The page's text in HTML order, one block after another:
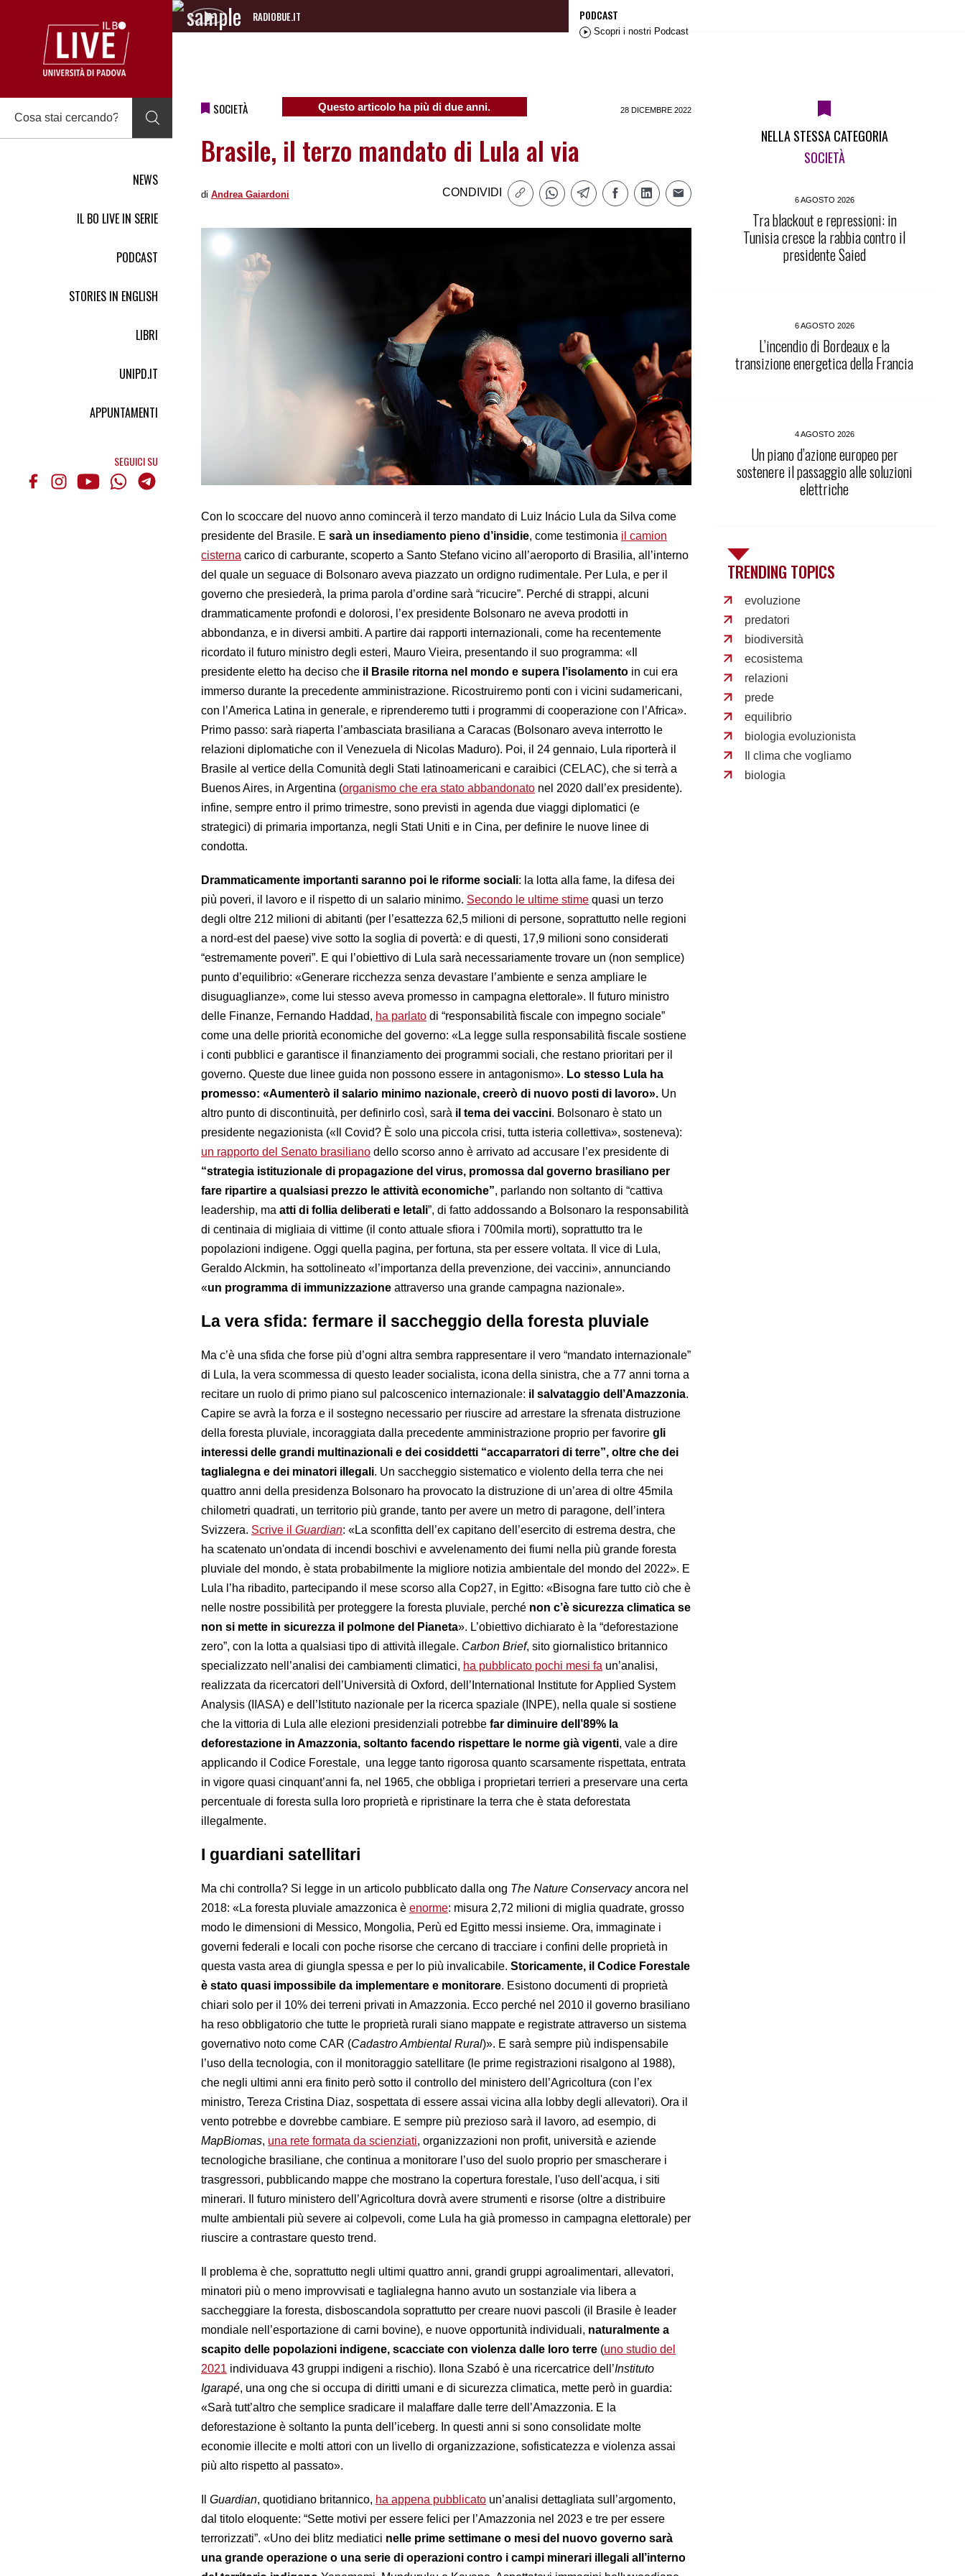
NEWS
IL BO LIVE IN SERIE
PODCAST
STORIES IN ENGLISH
LIBRI
UNIPD.IT
APPUNTAMENTI
SEGUICI SU
RADIOBUE.IT
Audio
PODCAST
Scopri i nostri Podcast
SOCIETÀ Questo articolo ha più di due anni. 28 DICEMBRE 2022
Brasile, il terzo mandato di Lula al via
di Andrea Gaiardoni CONDIVIDI
Con lo scoccare del nuovo anno comincerà il terzo mandato di Luiz Inácio Lula da Silva come
presidente del Brasile. E sarà un insediamento pieno d’insidie, come testimonia il camion
cisterna carico di carburante, scoperto a Santo Stefano vicino all’aeroporto di Brasilia, all’interno
del quale un seguace di Bolsonaro aveva piazzato un ordigno rudimentale. Per Lula, e per il
governo che presiederà, la prima parola d’ordine sarà “ricucire”. Perché di strappi, alcuni
drammaticamente profondi e dolorosi, l’ex presidente Bolsonaro ne aveva prodotti in
abbondanza, e in diversi ambiti. A partire dai rapporti internazionali, come ha recentemente
ricordato il futuro ministro degli esteri, Mauro Vieira, presentando il suo programma: «Il
presidente eletto ha deciso che il Brasile ritorna nel mondo e supera l’isolamento in cui era
immerso durante la precedente amministrazione. Ricostruiremo ponti con i vicini sudamericani,
con l’America Latina in generale, e riprenderemo tutti i programmi di cooperazione con l’Africa».
Primo passo: sarà riaperta l’ambasciata brasiliana a Caracas (Bolsonaro aveva interrotto le
relazioni diplomatiche con il Venezuela di Nicolas Maduro). Poi, il 24 gennaio, Lula riporterà il
Brasile al vertice della Comunità degli Stati latinoamericani e caraibici (CELAC), che si terrà a
Buenos Aires, in Argentina (organismo che era stato abbandonato nel 2020 dall’ex presidente).
infine, sempre entro il primo trimestre, sono previsti in agenda due viaggi diplomatici (e
strategici) di primaria importanza, negli Stati Uniti e in Cina, per definire le nuove linee di
condotta.
Drammaticamente importanti saranno poi le riforme sociali: la lotta alla fame, la difesa dei
più poveri, il lavoro e il rispetto di un salario minimo. Secondo le ultime stime quasi un terzo
degli oltre 212 milioni di abitanti (per l’esattezza 62,5 milioni di persone, soprattutto nelle regioni
a nord-est del paese) vive sotto la soglia di povertà: e di questi, 17,9 milioni sono considerati
“estremamente poveri”. E qui l’obiettivo di Lula sarà necessariamente trovare un (non semplice)
punto d’equilibrio: «Generare ricchezza senza devastare l’ambiente e senza ampliare le
disuguaglianze», come lui stesso aveva promesso in campagna elettorale». Il futuro ministro
delle Finanze, Fernando Haddad, ha parlato di “responsabilità fiscale con impegno sociale”
come una delle priorità economiche del governo: «La legge sulla responsabilità fiscale sostiene
i conti pubblici e garantisce il finanziamento dei programmi sociali, che restano prioritari per il
governo. Queste due linee guida non possono essere in antagonismo». Lo stesso Lula ha
promesso: «Aumenterò il salario minimo nazionale, creerò di nuovo posti di lavoro». Un
altro punto di discontinuità, per definirlo così, sarà il tema dei vaccini. Bolsonaro è stato un
presidente negazionista («Il Covid? È solo una piccola crisi, tutta isteria collettiva», sosteneva):
un rapporto del Senato brasiliano dello scorso anno è arrivato ad accusare l’ex presidente di
“strategia istituzionale di propagazione del virus, promossa dal governo brasiliano per
fare ripartire a qualsiasi prezzo le attività economiche”, parlando non soltanto di “cattiva
leadership, ma atti di follia deliberati e letali”, di fatto addossando a Bolsonaro la responsabilità
di centinaia di migliaia di vittime (il conto attuale sfiora i 700mila morti), soprattutto tra le
popolazioni indigene. Oggi quella pagina, per fortuna, sta per essere voltata. Il vice di Lula,
Geraldo Alckmin, ha sottolineato «l’importanza della prevenzione, dei vaccini», annunciando
«un programma di immunizzazione attraverso una grande campagna nazionale».
La vera sfida: fermare il saccheggio della foresta pluviale
Ma c’è una sfida che forse più d’ogni altra sembra rappresentare il vero “mandato internazionale”
di Lula, la vera scommessa di questo leader socialista, icona della sinistra, che a 77 anni torna a
recitare un ruolo di primo piano sul palcoscenico internazionale: il salvataggio dell’Amazzonia.
Capire se avrà la forza e il sostegno necessario per riuscire ad arrestare la sfrenata distruzione
della foresta pluviale, incoraggiata dalla precedente amministrazione proprio per favorire gli
interessi delle grandi multinazionali e dei cosiddetti “accaparratori di terre”, oltre che dei
taglialegna e dei minatori illegali. Un saccheggio sistematico e violento della terra che nei
quattro anni della presidenza Bolsonaro ha provocato la distruzione di un’area di oltre 45mila
chilometri quadrati, un territorio più grande, tanto per avere un metro di paragone, dell’intera
Svizzera. Scrive il Guardian: «La sconfitta dell’ex capitano dell’esercito di estrema destra, che
ha scatenato un'ondata di incendi boschivi e avvelenamento dei fiumi nella più grande foresta
pluviale del mondo, è stata probabilmente la migliore notizia ambientale del mondo del 2022». E
Lula l’ha ribadito, partecipando il mese scorso alla Cop27, in Egitto: «Bisogna fare tutto ciò che è
nelle nostre possibilità per proteggere la foresta pluviale, perché non c’è sicurezza climatica se
non si mette in sicurezza il polmone del Pianeta». L’obiettivo dichiarato è la “deforestazione
zero”, con la lotta a qualsiasi tipo di attività illegale. Carbon Brief, sito giornalistico britannico
specializzato nell’analisi dei cambiamenti climatici, ha pubblicato pochi mesi fa un’analisi,
realizzata da ricercatori dell’Università di Oxford, dell’International Institute for Applied System
Analysis (IIASA) e dell’Istituto nazionale per la ricerca spaziale (INPE), nella quale si sostiene
che la vittoria di Lula alle elezioni presidenziali potrebbe far diminuire dell’89% la
deforestazione in Amazzonia, soltanto facendo rispettare le norme già vigenti, vale a dire
applicando il Codice Forestale, una legge tanto rigorosa quanto scarsamente rispettata, entrata
in vigore quasi cinquant’anni fa, nel 1965, che obbliga i proprietari terrieri a preservare una certa
percentuale di foresta sulla loro proprietà e ripristinare la terra che è stata deforestata
illegalmente.
I guardiani satellitari
Ma chi controlla? Si legge in un articolo pubblicato dalla ong The Nature Conservacyancora nel
2018: «La foresta pluviale amazzonica è enorme: misura 2,72 milioni di miglia quadrate, grosso
modo le dimensioni di Messico, Mongolia, Perù ed Egitto messi insieme. Ora, immaginate i
governi federali e locali con poche risorse che cercano di tracciare i confini delle proprietà in
questa vasta area di giungla spessa e per lo più invalicabile. Storicamente, il Codice Forestale
è stato quasi impossibile da implementare e monitorare. Esistono documenti di proprietà
chiari solo per il 10% dei terreni privati in Amazzonia. Ecco perché nel 2010 il governo brasiliano
ha reso obbligatorio che tutte le proprietà rurali siano mappate e registrate attraverso un sistema
governativo noto come CAR (Cadastro Ambiental Rural)». E sarà sempre più indispensabile
l’uso della tecnologia, con il monitoraggio satellitare (le prime registrazioni risalgono al 1988),
che negli ultimi anni era finito però sotto il controllo del ministero dell’Agricoltura (con l’ex
ministro, Tereza Cristina Diaz, sospettata di essere assai vicina alla lobby degli allevatori). Ora il
vento potrebbe e dovrebbe cambiare. E sempre più prezioso sarà il lavoro, ad esempio, di
MapBiomas, una rete formata da scienziati, organizzazioni non profit, università e aziende
tecnologiche brasiliane, che continua a monitorare l’uso del suolo proprio per smascherare i
trasgressori, pubblicando mappe che mostrano la copertura forestale, l'uso dell'acqua, i siti
minerari. Il futuro ministero dell’Agricoltura dovrà avere strumenti e risorse (oltre a distribuire
multe ambientali più severe ai colpevoli, come Lula ha già promesso in campagna elettorale) per
riuscire a contrastare questo trend.
Il problema è che, soprattutto negli ultimi quattro anni, grandi gruppi agroalimentari, allevatori,
minatori più o meno improvvisati e taglialegna hanno avuto un sostanziale via libera a
saccheggiare la foresta, disboscandola soprattutto per creare nuovi pascoli (il Brasile è leader
mondiale nell’esportazione di carni bovine), e nuove opportunità individuali, naturalmente a
scapito delle popolazioni indigene, scacciate con violenza dalle loro terre (uno studio del
2021 individuava 43 gruppi indigeni a rischio). Ilona Szabó è una ricercatrice dell’Instituto
Igarapé, una ong che si occupa di diritti umani e di sicurezza climatica, mette però in guardia:
«Sarà tutt’altro che semplice sradicare il malaffare dalle terre dell’Amazzonia. E la
deforestazione è soltanto la punta dell’iceberg. In questi anni si sono consolidate molte
economie illecite e molti attori con un livello di organizzazione, sofisticatezza e violenza assai
più alto rispetto al passato».
Guardian, quotidiano britannico, ha appena pubblicato un’analisi dettagliata sull’argomento,
dal titolo eloquente: “Sette motivi per essere felici per l’Amazzonia nel 2023 e tre per essere
terrorizzati”. «Uno dei blitz mediatici nelle prime settimane o mesi del nuovo governo sarà
una grande operazione o una serie di operazioni contro i campi minerari illegali all’interno
NELLA STESSA CATEGORIA
SOCIETÀ
6 AGOSTO 2026
Tra blackout e repressioni: in
Tunisia cresce la rabbia contro il
presidente Saied
6 AGOSTO 2026
L’incendio di Bordeaux e la
transizione energetica della Francia
4 AGOSTO 2026
Un piano d’azione europeo per
sostenere il passaggio alle soluzioni
elettriche
TRENDING TOPICS
evoluzione
predatori
biodiversità
ecosistema
relazioni
prede
equilibrio
biologia evoluzionista
Il clima che vogliamo
biologia